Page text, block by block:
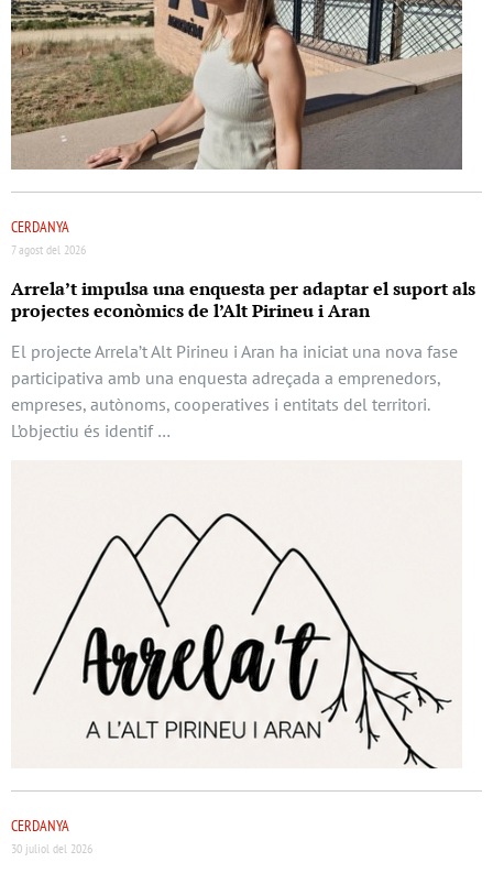
CERDANYA
7 agost del 2026
Arrela’t impulsa una enquesta per adaptar el suport als
projectes econòmics de l’Alt Pirineu i Aran
El projecte Arrela’t Alt Pirineu i Aran ha iniciat una nova fase
participativa amb una enquesta adreçada a emprenedors,
empreses, autònoms, cooperatives i entitats del territori.
L’objectiu és identif …
CERDANYA
30 juliol del 2026